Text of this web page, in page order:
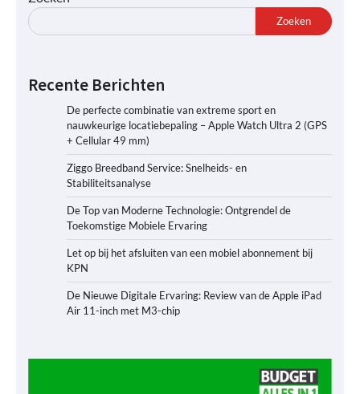
Zoeken
Recente Berichten
De perfecte combinatie van extreme sport en
nauwkeurige locatiebepaling – Apple Watch Ultra 2 (GPS
+ Cellular 49 mm)
Ziggo Breedband Service: Snelheids- en
Stabiliteitsanalyse
De Top van Moderne Technologie: Ontgrendel de
Toekomstige Mobiele Ervaring
Let op bij het afsluiten van een mobiel abonnement bij
KPN
De Nieuwe Digitale Ervaring: Review van de Apple iPad
Air 11-inch met M3-chip